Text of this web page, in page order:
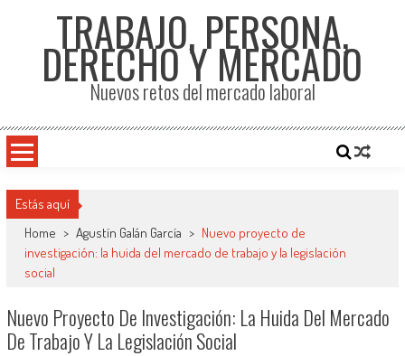
TRABAJO, PERSONA,
DERECHO Y MERCADO
Nuevos retos del mercado laboral
Estás aquí
Home > Agustín Galán García > Nuevo proyecto de
investigación: la huida del mercado de trabajo y la legislación
social
Nuevo Proyecto De Investigación: La Huida Del Mercado
De Trabajo Y La Legislación Social